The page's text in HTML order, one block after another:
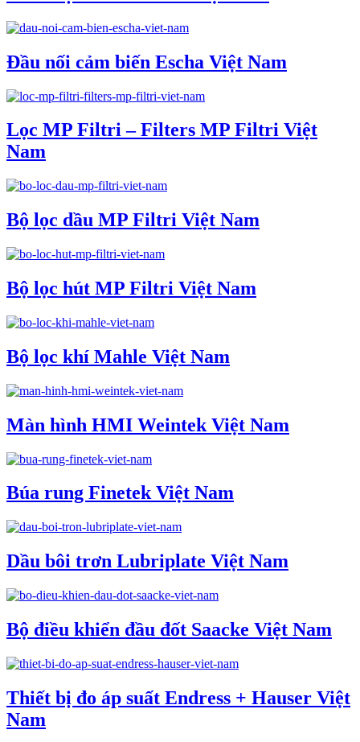
Đầu nối cảm biến Escha Việt Nam
Lọc MP Filtri – Filters MP Filtri Việt
Nam
Bộ lọc dầu MP Filtri Việt Nam
Bộ lọc hút MP Filtri Việt Nam
Bộ lọc khí Mahle Việt Nam
Màn hình HMI Weintek Việt Nam
Búa rung Finetek Việt Nam
Dầu bôi trơn Lubriplate Việt Nam
Bộ điều khiển đầu đốt Saacke Việt Nam
Thiết bị đo áp suất Endress + Hauser Việt
Nam